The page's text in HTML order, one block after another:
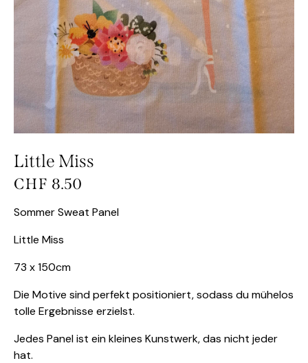
Little Miss
CHF 8.50
Sommer Sweat Panel
Little Miss
73 x 150cm
Die Motive sind perfekt positioniert, sodass du mühelos
tolle Ergebnisse erzielst.
Jedes Panel ist ein kleines Kunstwerk, das nicht jeder
hat.